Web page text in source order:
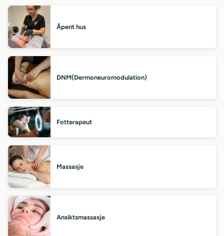
Åpent hus
DNM(Dermoneuromodulation)
Fotterapeut
Massasje
Ansiktsmassasje